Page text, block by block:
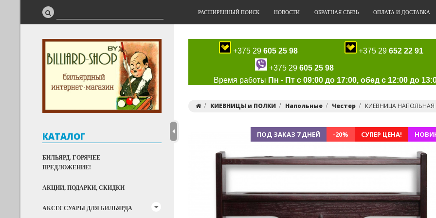
РАСШИРЕННЫЙ ПОИСК НОВОСТИ ОБРАТНАЯ СВЯЗЬ ОПЛАТА И ДОСТАВКА
КАТАЛОГ
БИЛЬЯРД. ГОРЯЧЕЕ
ПРЕДЛОЖЕНИЕ!
АКЦИИ, ПОДАРКИ, СКИДКИ
АКСЕССУАРЫ ДЛЯ БИЛЬЯРДА
+375 29 605 25 98 +375 29 652 22 91
+375 29 605 25 98
Время работы Пн - Пт с 09:00 до 17:00, обед с 12:00 до
КИЕВНИЦЫ и ПОЛКИ Напольные Честер КИЕВНИЦА НАПОЛЬНАЯ
ПОД ЗАКАЗ 7 ДНЕЙ -20% СУПЕР ЦЕНА!